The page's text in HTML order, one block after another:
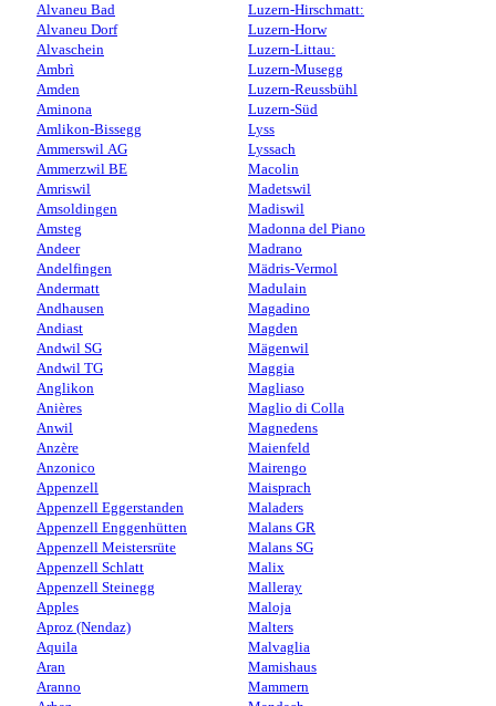
Alvaneu Bad
Alvaneu Dorf
Alvaschein
Ambrì
Amden
Aminona
Amlikon-Bissegg
Ammerswil AG
Ammerzwil BE
Amriswil
Amsoldingen
Amsteg
Andeer
Andelfingen
Andermatt
Andhausen
Andiast
Andwil SG
Andwil TG
Anglikon
Anières
Anwil
Anzère
Anzonico
Appenzell
Appenzell Eggerstanden
Appenzell Enggenhütten
Appenzell Meistersrüte
Appenzell Schlatt
Appenzell Steinegg
Apples
Aproz (Nendaz)
Aquila
Aran
Aranno
Luzern-Hirschmatt:
Luzern-Horw
Luzern-Littau:
Luzern-Musegg
Luzern-Reussbühl
Luzern-Süd
Lyss
Lyssach
Macolin
Madetswil
Madiswil
Madonna del Piano
Madrano
Mädris-Vermol
Madulain
Magadino
Magden
Mägenwil
Maggia
Magliaso
Maglio di Colla
Magnedens
Maienfeld
Mairengo
Maisprach
Maladers
Malans GR
Malans SG
Malix
Malleray
Maloja
Malters
Malvaglia
Mamishaus
Mammern